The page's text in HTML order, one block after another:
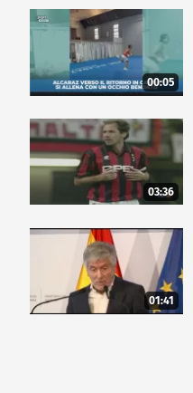
00:05
03:36
01:41